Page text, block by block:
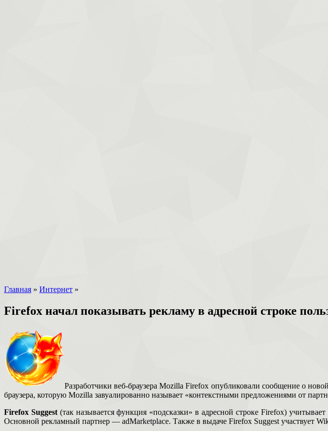
Главная » Интернет »
Firefox начал показывать рекламу в адресной строке
Разработчики веб-браузера Mozilla Firefox опубликовали сообщение о
браузера, которую Mozilla завуалированно называет «контекстными предложениями от
Firefox Suggest(так называется функция «подсказки» в адресной строке Firefox)
Основной рекламный партнер — adMarketplace. Также в выдаче Firefox Suggest участвует